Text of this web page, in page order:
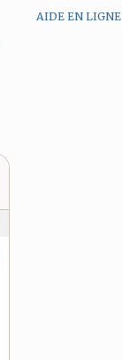
AIDE EN LIGNE